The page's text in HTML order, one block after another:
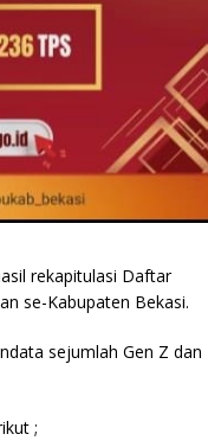
rekapitulasi Daftar
se-Kabupaten Bekasi.
sejumlah Gen Z dan
;